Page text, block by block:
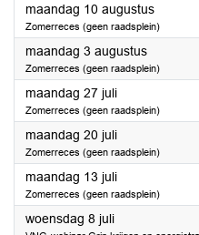
maandag 10 augustus2026
Zomerreces (geen raadsplein)
maandag 3 augustus2026
Zomerreces (geen raadsplein)
maandag 27 juli2026
Zomerreces (geen raadsplein)
maandag 20 juli2026
Zomerreces (geen raadsplein)
maandag 13 juli2026
Zomerreces (geen raadsplein)
woensdag 8 juli2026